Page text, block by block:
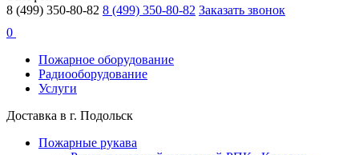
8 (499) 350-80-82 8 (499) 350-80-82 Заказать звонок
0
Пожарное оборудование
Радиооборудование
Услуги
Доставка в г. Подольск
Пожарные рукава